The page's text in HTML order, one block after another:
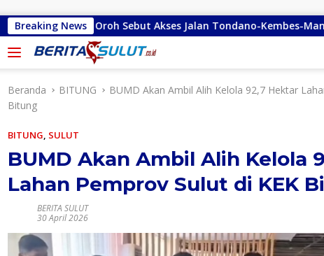
Breaking News
Sebut Akses Jalan Tondano-Kembes-Manado Perlu Perhatian
Beranda BITUNG
BUMD Akan Ambil Alih Kelola 92,7 Hektar
Bitung
BITUNG, SULUT
BUMD Akan Ambil Alih Kelola
Lahan Pemprov Sulut di KEK
BERITA SULUT
30 April 2026